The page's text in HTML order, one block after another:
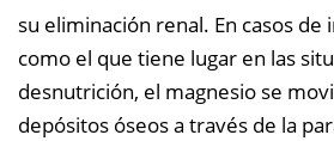
su eliminación renal. En casos de
como el que tiene lugar en las
desnutrición, el magnesio se
depósitos óseos a través de la